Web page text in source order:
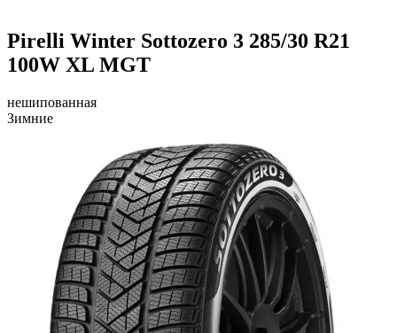
Pirelli Winter Sottozero 3 285/30 R21
100W XL MGT
нешипованная
Зимние